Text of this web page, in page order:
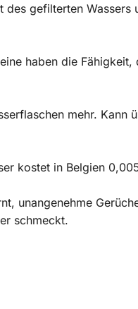
gefilterten Wassers
haben die Fähigkeit,
mehr. Kann
kostet in Belgien
unangenehme
schmeckt.